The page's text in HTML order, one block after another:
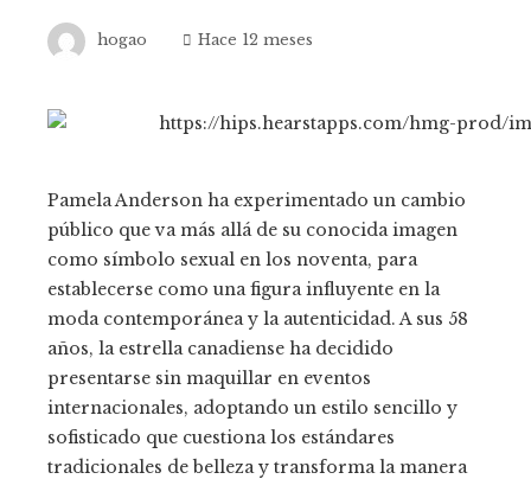
hogao Hace 12 meses
Pamela Anderson ha experimentado un cambio
público que va más allá de su conocida imagen
como símbolo sexual en los noventa, para
establecerse como una figura influyente en la
moda contemporánea y la autenticidad. A sus 58
años, la estrella canadiense ha decidido
presentarse sin maquillar en eventos
internacionales, adoptando un estilo sencillo y
sofisticado que cuestiona los estándares
tradicionales de belleza y transforma la manera